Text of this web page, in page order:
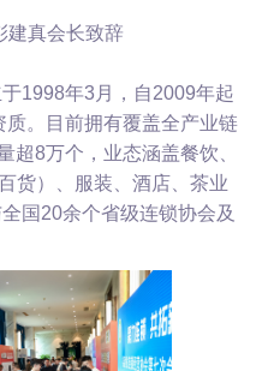
建真会长致辞
年3月，自2009年起
。目前拥有覆盖全产业链
超8万个，业态涵盖餐饮、
货）、服装、酒店、茶业
国20余个省级连锁协会及